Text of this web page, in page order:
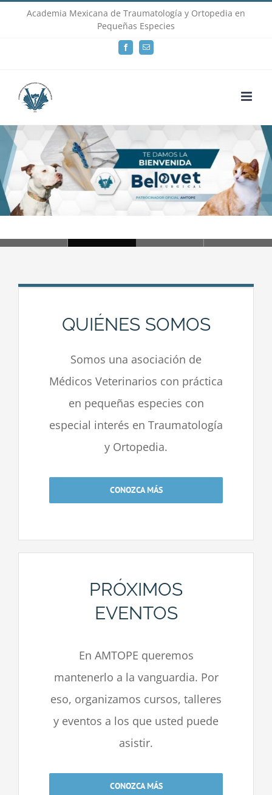
Academia Mexicana de Traumatología y Ortopedia en
Pequeñas Especies
FacebookEmail
Loading...
QUIÉNES SOMOS
Somos una asociación de
Médicos Veterinarios con práctica
en pequeñas especies con
especial interés en Traumatología
y Ortopedia.
CONOZCA MÁS
PRÓXIMOS
EVENTOS
En AMTOPE queremos
mantenerlo a la vanguardia. Por
eso, organizamos cursos, talleres
y eventos a los que usted puede
asistir.
CONOZCA MÁS